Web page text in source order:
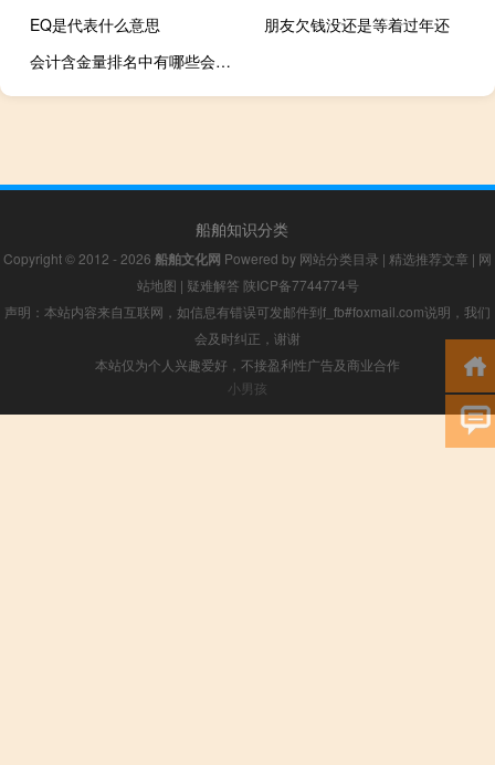
EQ是代表什么意思
朋友欠钱没还是等着过年还
会计含金量排名中有哪些会计证书值得考？
船舶知识分类
Copyright © 2012 - 2026 船舶文化网 Powered by 网站分类目录 | 精选推荐文章 | 网
站地图 | 疑难解答 陕ICP备7744774号
声明：本站内容来自互联网，如信息有错误可发邮件到f_fb#foxmail.com说明，我们
会及时纠正，谢谢
本站仅为个人兴趣爱好，不接盈利性广告及商业合作
小男孩